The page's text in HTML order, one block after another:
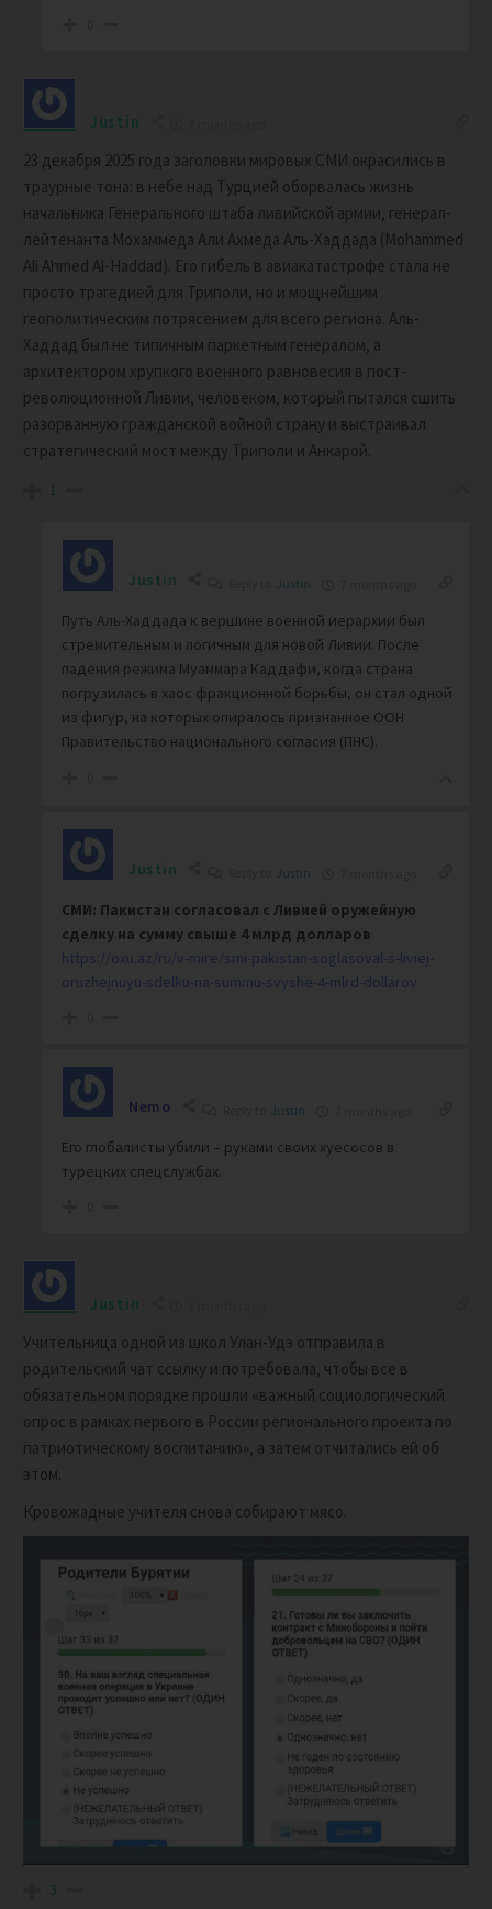
Justin
23 декабря 2025 года заголовки мировых СМИ окрасились в
траурные тона: в небе над Турцией оборвалась жизнь
начальника Генерального штаба ливийской армии, генерал-
лейтенанта Мохаммеда Али Ахмеда Аль-Хаддада (Mohammed
Ali Ahmed Al-Haddad). Его гибель в авиакатастрофе стала не
просто трагедией для Триполи, но и мощнейшим
геополитическим потрясением для всего региона. Аль-
Хаддад был не типичным паркетным генералом, а
архитектором хрупкого военного равновесия в пост-
революционной Ливии, человеком, который пытался сшить
разорванную гражданской войной страну и выстраивал
стратегический мост между Триполи и Анкарой.
1
Justin Justin
Путь Аль-Хаддада к вершине военной иерархии был
стремительным и логичным для новой Ливии. После
падения режима Муаммара Каддафи, когда страна
погрузилась в хаос фракционной борьбы, он стал одной
из фигур, на которых опиралось признанное ООН
Правительство национального согласия (ПНС).
Justin Justin
СМИ: Пакистан согласовал с Ливией оружейную
сделку на сумму свыше 4 млрд долларов
https://oxu.az/ru/v-mire/smi-pakistan-soglasoval-s-liviej-
oruzhejnuyu-sdelku-na-summu-svyshe-4-mlrd-dollarov
Nemo Justin
Его глобалисты убили – руками своих хуесосов в
турецких спецслужбах.
Justin
Учительница одной из школ Улан-Удэ отправила в
родительский чат ссылку и потребовала, чтобы все в
обязательном порядке прошли «важный социологический
опрос в рамках первого в России регионального проекта по
патриотическому воспитанию», а затем отчитались ей об
этом.
Кровожадные учителя снова собирают мясо.
3